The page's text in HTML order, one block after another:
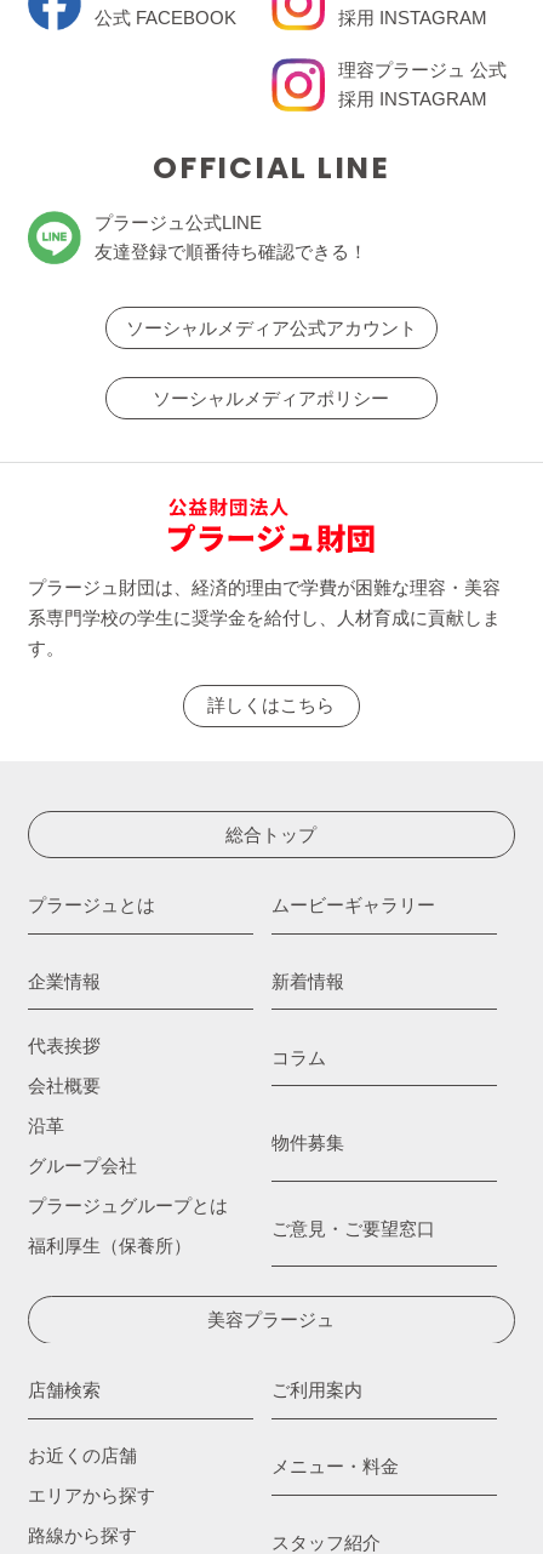
公式 FACEBOOK 採用 INSTAGRAM
理容プラージュ 公式
採用 INSTAGRAM
OFFICIAL LINE
プラージュ公式LINE
友達登録で順番待ち確認できる！
ソーシャルメディア公式アカウント
ソーシャルメディアポリシー
プラージュ財団は、経済的理由で学費が困難な理容・美容
系専門学校の学生に奨学金を給付し、人材育成に貢献しま
す。
詳しくはこちら
総合トップ
プラージュとは
企業情報
代表挨拶
会社概要
沿革
グループ会社
プラージュグループとは
福利厚生（保養所）
ムービーギャラリー
新着情報
コラム
物件募集
ご意見・ご要望窓口
美容プラージュ
店舗検索
お近くの店舗
エリアから探す
路線から探す
ご利用案内
メニュー・料金
スタッフ紹介